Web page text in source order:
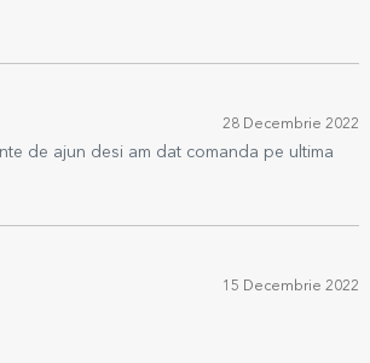
28 Decembrie 2022
de ajun desi am dat comanda pe ultima
15 Decembrie 2022